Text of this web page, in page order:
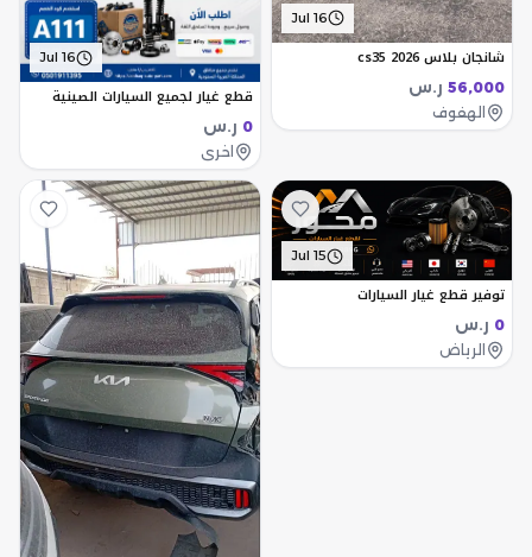
Jul 16
شانجان بلاس cs35 2026
56,000 ر.س
الهفوف
Jul 16
قطع غيار لجميع السيارات الصينية
0 ر.س
اخرى
Jul 15
توفير قطع غيار السيارات
0 ر.س
الرياض